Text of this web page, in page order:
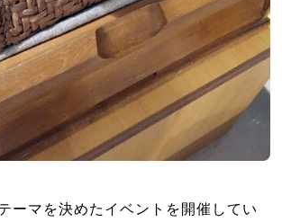
ーマを決めたイベントを開催してい